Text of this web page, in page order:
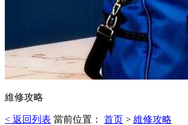
維修攻略
< 返回列表 當前位置： 首页 > 維修攻略